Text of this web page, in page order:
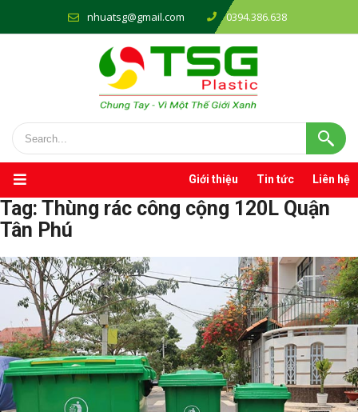
nhuatsg@gmail.com 0394.386.638
Giới thiệu Tin tức Liên hệ
Tag: Thùng rác công cộng 120L Quận
Tân Phú